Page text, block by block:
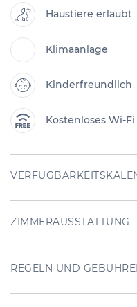
Haustiere erlaubt
Klimaanlage
Kinderfreundlich
Kostenloses Wi-Fi
ZIMMERAUSSTATTUNG
REGELN UND